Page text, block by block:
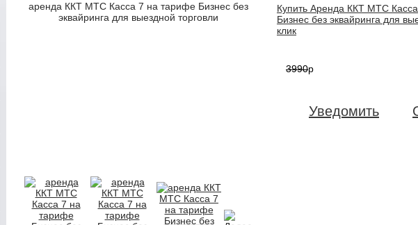
аренда ККТ МТС Касса 7 на тарифе Бизнес без
эквайринга для выездной торговли
Купить Аренда ККТ МТС
Бизнес без эквайринга для
клик
3990p
Уведомить